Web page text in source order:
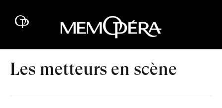
Les metteurs en scène